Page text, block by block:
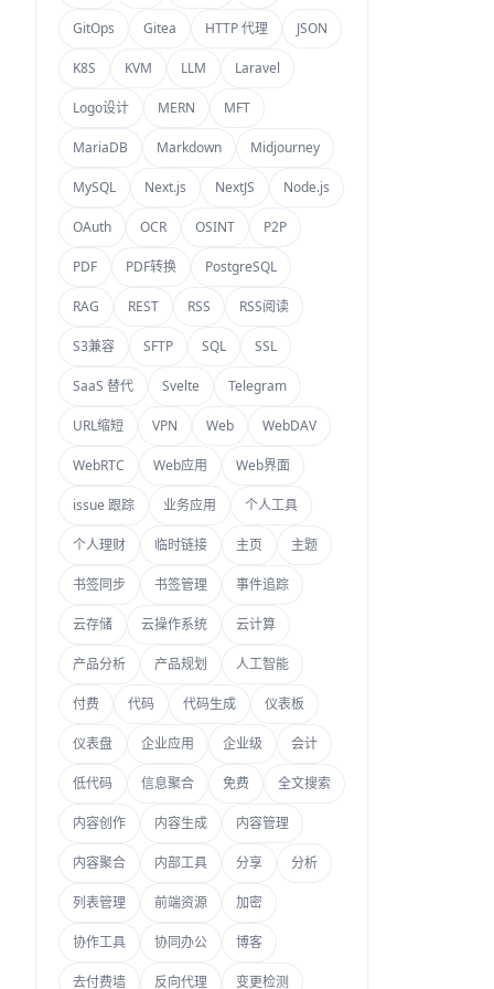
GitOps Gitea HTTP 代理 JSON
K8S KVM LLM Laravel
Logo设计 MERN MFT
MariaDB Markdown Midjourney
MySQL Next.js NextJS Node.js
OAuth OCR OSINT P2P
PDF PDF转换 PostgreSQL
RAG REST RSS RSS阅读
S3兼容 SFTP SQL SSL
SaaS 替代 Svelte Telegram
URL缩短 VPN Web WebDAV
WebRTC Web应用 Web界面
issue 跟踪 业务应用 个人工具
个人理财 临时链接 主页 主题
书签同步 书签管理 事件追踪
云存储 云操作系统 云计算
产品分析 产品规划 人工智能
付费 代码 代码生成 仪表板
仪表盘 企业应用 企业级 会计
低代码 信息聚合 免费 全文搜索
内容创作 内容生成 内容管理
内容聚合 内部工具 分享 分析
列表管理 前端资源 加密
协作工具 协同办公 博客
去付费墙 反向代理 变更检测